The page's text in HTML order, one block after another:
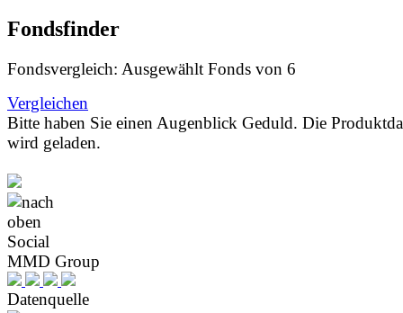
Fondsfinder
Fondsvergleich: Ausgewählt Fonds von 6
Vergleichen
Bitte haben Sie einen Augenblick Geduld. Die
wird geladen.
Social
MMD Group
Datenquelle